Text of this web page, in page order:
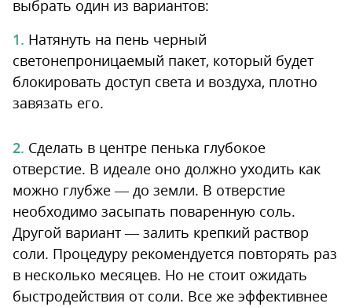
выбрать один из вариантов:
Натянуть на пень черный
светонепроницаемый пакет, который будет
блокировать доступ света и воздуха, плотно
завязать его.
Сделать в центре пенька глубокое
отверстие. В идеале оно должно уходить как
можно глубже — до земли. В отверстие
необходимо засыпать поваренную соль.
Другой вариант — залить крепкий раствор
соли. Процедуру рекомендуется повторять раз
в несколько месяцев. Но не стоит ожидать
быстродействия от соли. Все же эффективнее